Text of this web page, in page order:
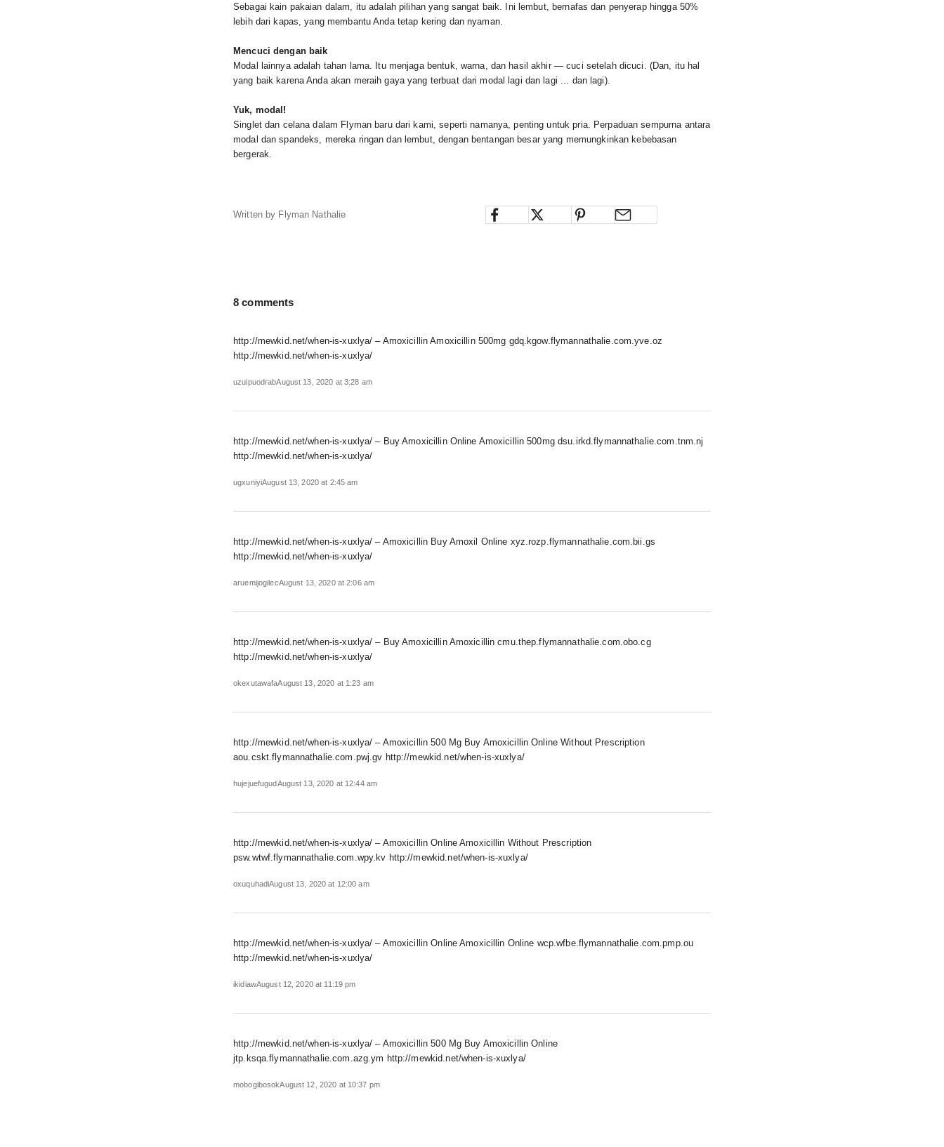
Sebagai kain pakaian dalam, itu adalah pilihan yang sangat baik. Ini lembut, bernafas dan penyerap hingga 50%
lebih dari kapas, yang membantu Anda tetap kering dan nyaman.
Mencuci dengan baik
Modal lainnya adalah tahan lama. Itu menjaga bentuk, warna, dan hasil akhir — cuci setelah dicuci. (Dan, itu hal
yang baik karena Anda akan meraih gaya yang terbuat dari modal lagi dan lagi ... dan lagi).
Yuk, modal!
Singlet dan celana dalam Flyman baru dari kami, seperti namanya, penting untuk pria. Perpaduan sempurna antara
modal dan spandeks, mereka ringan dan lembut, dengan bentangan besar yang memungkinkan kebebasan
bergerak.
Written by Flyman Nathalie
8 comments
http://mewkid.net/when-is-xuxlya/ – Amoxicillin Amoxicillin 500mg gdq.kgow.flymannathalie.com.yve.oz
http://mewkid.net/when-is-xuxlya/
uzuipuodrabAugust 13, 2020 at 3:28 am
http://mewkid.net/when-is-xuxlya/ – Buy Amoxicillin Online Amoxicillin 500mg dsu.irkd.flymannathalie.com.tnm.nj
http://mewkid.net/when-is-xuxlya/
ugxuniyiAugust 13, 2020 at 2:45 am
http://mewkid.net/when-is-xuxlya/ – Amoxicillin Buy Amoxil Online xyz.rozp.flymannathalie.com.bii.gs
http://mewkid.net/when-is-xuxlya/
aruemijogilecAugust 13, 2020 at 2:06 am
http://mewkid.net/when-is-xuxlya/ – Buy Amoxicillin Amoxicillin cmu.thep.flymannathalie.com.obo.cg
http://mewkid.net/when-is-xuxlya/
okexutawafaAugust 13, 2020 at 1:23 am
http://mewkid.net/when-is-xuxlya/ – Amoxicillin 500 Mg Buy Amoxicillin Online Without Prescription
aou.cskt.flymannathalie.com.pwj.gv http://mewkid.net/when-is-xuxlya/
hujejuefugudAugust 13, 2020 at 12:44 am
http://mewkid.net/when-is-xuxlya/ – Amoxicillin Online Amoxicillin Without Prescription
psw.wtwf.flymannathalie.com.wpy.kv http://mewkid.net/when-is-xuxlya/
oxuquhadiAugust 13, 2020 at 12:00 am
http://mewkid.net/when-is-xuxlya/ – Amoxicillin Online Amoxicillin Online wcp.wfbe.flymannathalie.com.pmp.ou
http://mewkid.net/when-is-xuxlya/
ikidiawAugust 12, 2020 at 11:19 pm
http://mewkid.net/when-is-xuxlya/ – Amoxicillin 500 Mg Buy Amoxicillin Online
jtp.ksqa.flymannathalie.com.azg.ym http://mewkid.net/when-is-xuxlya/
mobogibosokAugust 12, 2020 at 10:37 pm